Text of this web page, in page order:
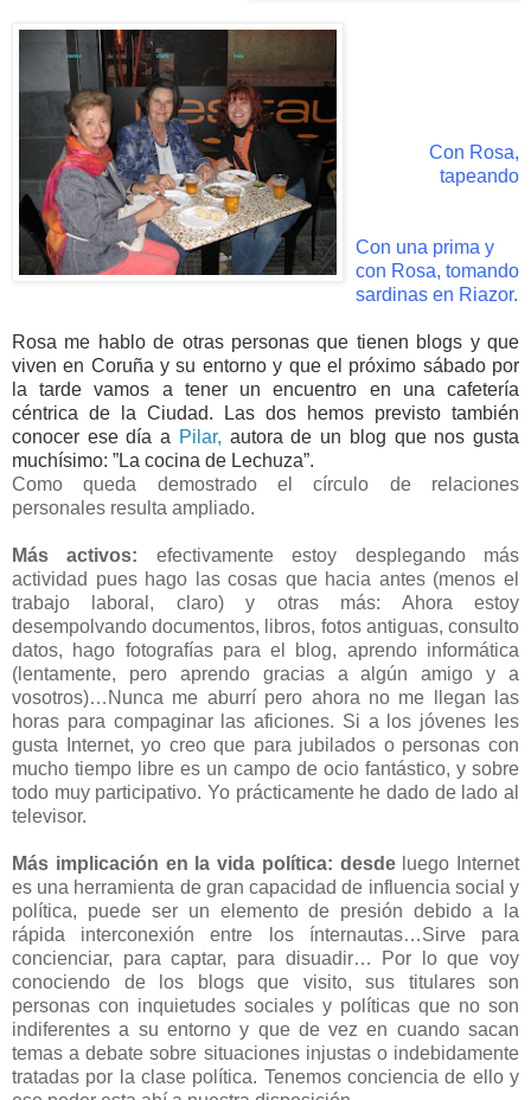
Con Rosa,
tapeando
Con una prima y
con Rosa, tomando
sardinas en Riazor.
Rosa me hablo de otras personas que tienen blogs y que
viven en Coruña y su entorno y que el próximo sábado por
la tarde vamos a tener un encuentro en una cafetería
céntrica de la Ciudad. Las dos hemos previsto también
conocer ese día a Pilar, autora de un blog que nos gusta
muchísimo: ”La cocina de Lechuza”.
Como queda demostrado el círculo de relaciones
personales resulta ampliado.
Más activos: efectivamente estoy desplegando más
actividad pues hago las cosas que hacia antes (menos el
trabajo laboral, claro) y otras más: Ahora estoy
desempolvando documentos, libros, fotos antiguas, consulto
datos, hago fotografías para el blog, aprendo informática
(lentamente, pero aprendo gracias a algún amigo y a
vosotros)…Nunca me aburrí pero ahora no me llegan las
horas para compaginar las aficiones. Si a los jóvenes les
gusta Internet, yo creo que para jubilados o personas con
mucho tiempo libre es un campo de ocio fantástico, y sobre
todo muy participativo. Yo prácticamente he dado de lado al
televisor.
Más implicación en la vida política: desdeluego Internet
es una herramienta de gran capacidad de influencia social y
política, puede ser un elemento de presión debido a la
rápida interconexión entre los ínternautas…Sirve para
concienciar, para captar, para disuadir… Por lo que voy
conociendo de los blogs que visito, sus titulares son
personas con inquietudes sociales y políticas que no son
indiferentes a su entorno y que de vez en cuando sacan
temas a debate sobre situaciones injustas o indebidamente
tratadas por la clase política. Tenemos conciencia de ello y